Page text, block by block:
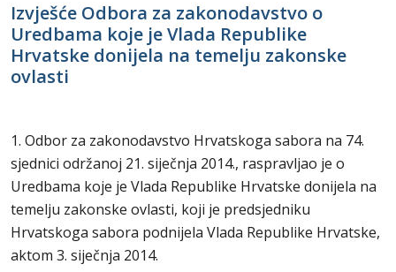
Izvješće Odbora za zakonodavstvo o
Uredbama koje je Vlada Republike
Hrvatske donijela na temelju zakonske
ovlasti
1. Odbor za zakonodavstvo Hrvatskoga sabora na 74.
sjednici održanoj 21. siječnja 2014., raspravljao je o
Uredbama koje je Vlada Republike Hrvatske donijela na
temelju zakonske ovlasti, koji je predsjedniku
Hrvatskoga sabora podnijela Vlada Republike Hrvatske,
aktom 3. siječnja 2014.